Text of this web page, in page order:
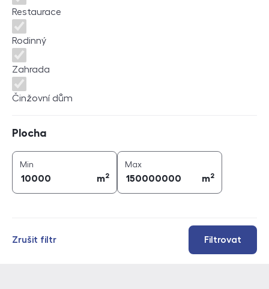
Restaurace
Rodinný
Zahrada
Činžovní dům
Plocha
Min
m2
Maxplocha (
m2
Filtrovat
Zrušit filtr